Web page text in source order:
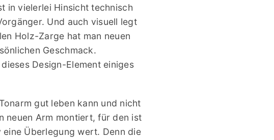
in vielerlei Hinsicht technisch
Und auch visuell legt
Holz-Zarge hat man neuen
Geschmack.
Design-Element einiges
gut leben kann und nicht
neuen Arm montiert, für den ist
Überlegung wert. Denn die